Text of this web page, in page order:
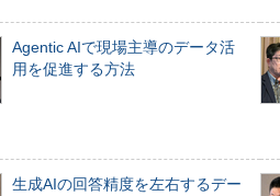
Agentic AIで現場主導のデータ活
用を促進する方法
生成AIの回答精度を左右するデー